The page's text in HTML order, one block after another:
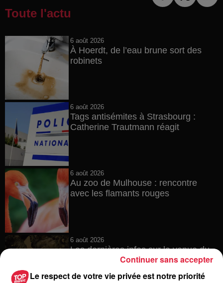
Toute l'actu
6 août 2026
À Hoerdt, de l’eau brune sort des
robinets
6 août 2026
Tags antisémites à Strasbourg :
Catherine Trautmann réagit
6 août 2026
Au zoo de Mulhouse : rencontre
avec les flamants rouges
6 août 2026
Les dernières infos sur la venue du
pape à Metz en septembre
Le respect de votre vie privée est notre priorité
Continuer sans accepter